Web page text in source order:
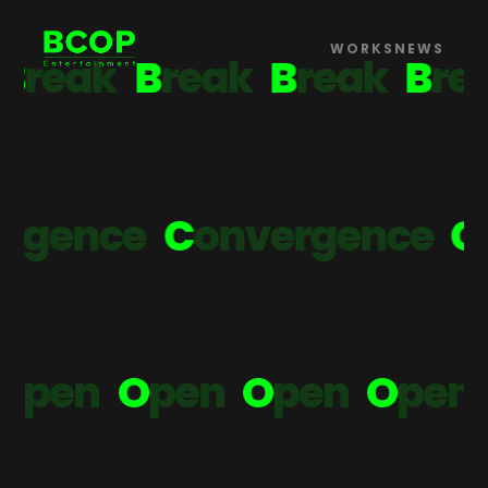
BCOP Entertainment (브콥 엔
WORKS NEWS
Break Break Break Br
Conver gence Conver g
pen Open Open Open